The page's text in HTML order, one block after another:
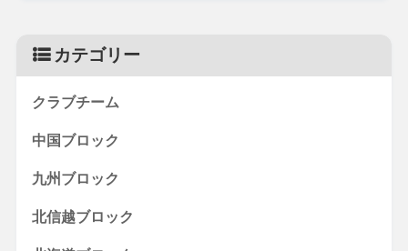
カテゴリー
クラブチーム
中国ブロック
九州ブロック
北信越ブロック